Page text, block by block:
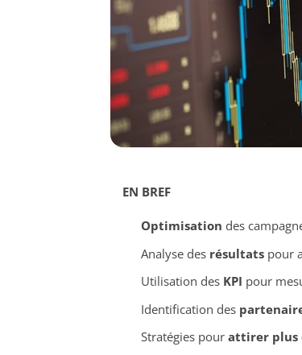
EN BREF
Optimisation des
Analyse des résultatspour
Utilisation des KPI pour
Identification des
Stratégies pour attirer plus